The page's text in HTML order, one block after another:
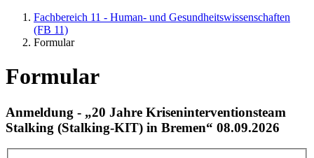
Fachbereich 11 - Human- und Gesundheitswissenschaften
(FB 11)
Formular
Formular
Anmeldung - „20 Jahre Kriseninterventionsteam
Stalking (Stalking-KIT) in Bremen“ 08.09.2026